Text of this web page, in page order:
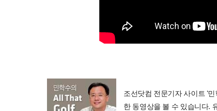
조선닷컴 전문기자 사이트 '
한 동영상을 볼 수 있습니다.